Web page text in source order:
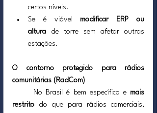
certos níveis.
Se é viável modificar ERP ou
altura de torre sem afetar outras
estações.
O contorno protegido para rádios
comunitárias (RadCom)
	No Brasil é bem específico e
mais
restrito do que para rádios comerciais,